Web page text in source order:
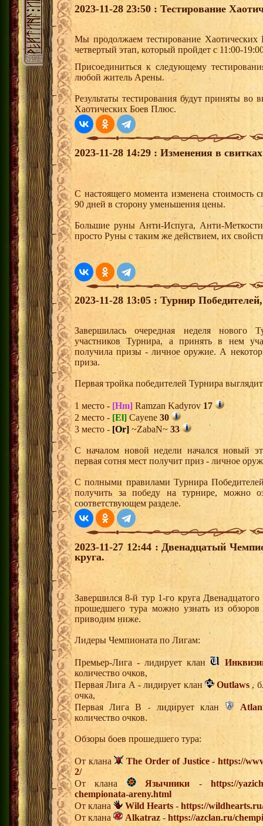
2023-11-28 23:50 : Тестирование
Мы продолжаем тестирование
четвертый этап, который пройдет с 11:00-
Присоединиться к следующему
любой житель Арены.
Результаты тестирования будут приняты во
Хаотических Боев Плюс.
2023-11-28 14:29 : Изменения в
С настоящего момента изменена стоимость
90 дней в сторону уменьшения цены.
Большие руны Анти-Испуга, Анти-
просто Руны с таким же действием, их
2023-11-28 13:05 : Турнир
Завершилась очередная неделя нового
участников Турнира, а принять в нем
получила призы - личное оружие. А
приза.
Первая тройка победителей Турнира
1 место - [Hm] Ramzan Kadyrov 17
2 место - [El] Cayene 30
3 место - [Or] ~ZabaN~ 33
С началом новой недели начался новый
первая сотня мест получит приз - личное
С полными правилами Турнира
получить за победу на турнире, можно
соответствующем разделе.
2023-11-27 12:44 : Двенадцатый
круга.
Завершился 8-й тур 1-го круга
прошедшего тура можно узнать из
приводим ниже.
Лидеры Чемпионата по Лигам:
Премьер-Лига - лидирует клан
количество очков,
Первая Лига А - лидирует клан
Outlaws ,
очка,
Первая Лига В - лидирует клан
количество очков.
Обзоры боев прошедшего тура:
От клана The Order of Justice- https://
2/
От клана
Язычники -https://
chempionata-areny.html
От клана
Wild Hearts - https://
От клана
Alkatraz - https://azclan.ru/